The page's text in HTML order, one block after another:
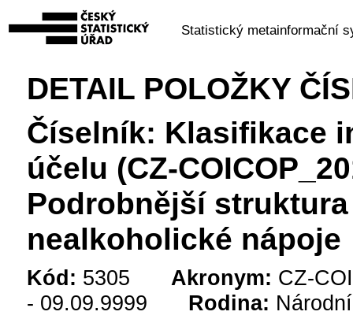
Statistický metainformační
DETAIL POLOŽKY
Číselník: Klasifikace
účelu (CZ-
Podrobnější
nealkoholické nápoje
Kód: 5305 Akronym: CZ-
- 09.09.9999
Rodina: